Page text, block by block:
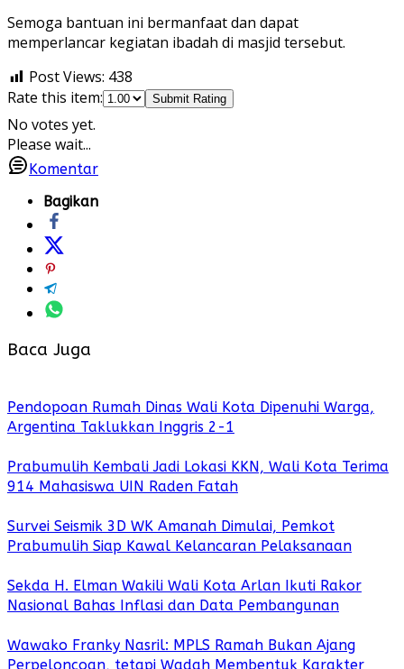
Semoga bantuan ini bermanfaat dan dapat
memperlancar kegiatan ibadah di masjid tersebut.
Post Views: 438
Rate this item:
Submit Rating
No votes yet.
Please wait...
Komentar
Bagikan
Baca Juga
Pendopoan Rumah Dinas Wali Kota Dipenuhi Warga,
Argentina Taklukkan Inggris 2-1
Prabumulih Kembali Jadi Lokasi KKN, Wali Kota Terima
914 Mahasiswa UIN Raden Fatah
Survei Seismik 3D WK Amanah Dimulai, Pemkot
Prabumulih Siap Kawal Kelancaran Pelaksanaan
Sekda H. Elman Wakili Wali Kota Arlan Ikuti Rakor
Nasional Bahas Inflasi dan Data Pembangunan
Wawako Franky Nasril: MPLS Ramah Bukan Ajang
Perpeloncoan, tetapi Wadah Membentuk Karakter